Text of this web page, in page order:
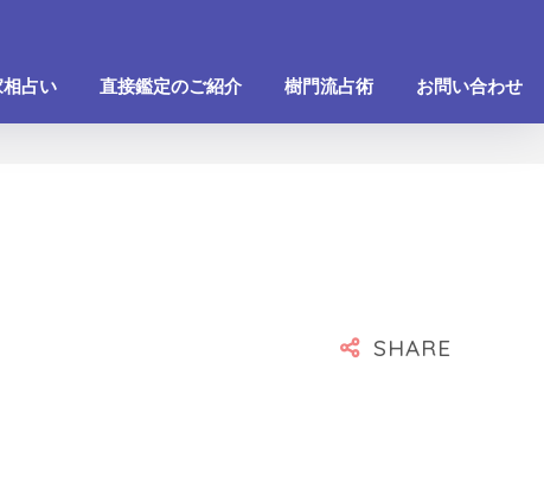
相占い 直接鑑定のご紹介 樹門流占術 お問い合わせ